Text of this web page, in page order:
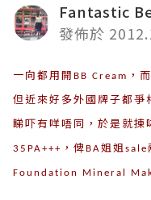
Fantastic
發佈於
一向都用開 BB Cream ，
但近來好多外國牌子都爭
睇吓有咩唔同，於是就揀
35PA+++ ，俾 BA姐姐sale
Foundation Mineral